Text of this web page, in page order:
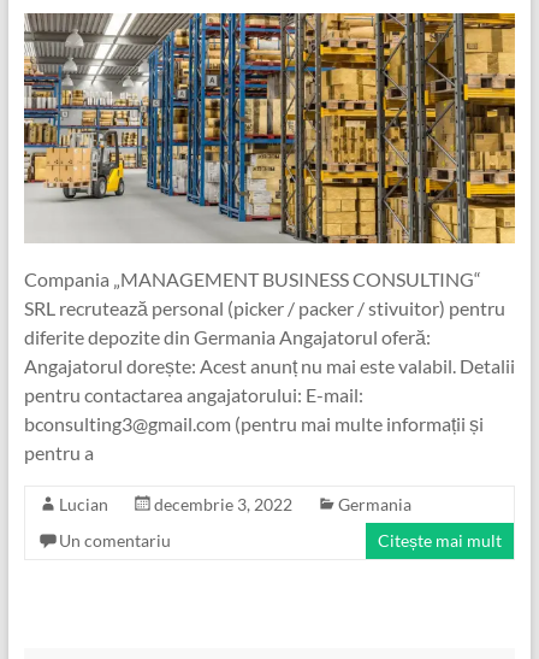
Compania „MANAGEMENT BUSINESS CONSULTING“
SRL recrutează personal (picker / packer / stivuitor) pentru
diferite depozite din Germania Angajatorul oferă:
Angajatorul dorește: Acest anunț nu mai este valabil. Detalii
pentru contactarea angajatorului: E-mail:
bconsulting3@gmail.com (pentru mai multe informații și
pentru a
Lucian decembrie 3, 2022
Germania
Un comentariu
Citește mai mult